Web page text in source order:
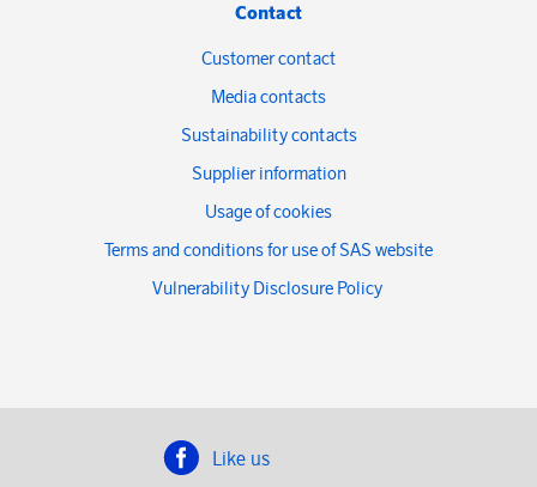
Contact
Customer contact
Media contacts
Sustainability contacts
Supplier information
Usage of cookies
Terms and conditions for use of SAS website
Vulnerability Disclosure Policy
Like us